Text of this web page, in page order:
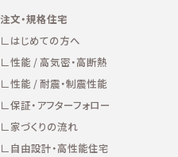
注文・規格住宅
はじめての方へ
性能 / 高気密・高断熱
性能 / 耐震・制震性能
保証・アフターフォロー
家づくりの流れ
自由設計・高性能住宅